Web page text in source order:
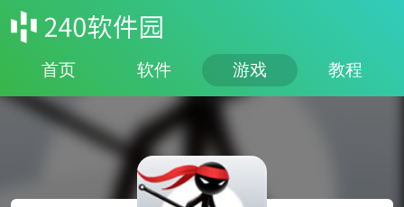
首页 软件 游戏 教程